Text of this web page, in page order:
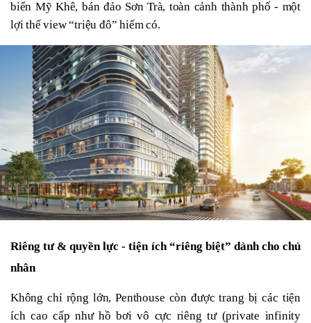
biển Mỹ Khê, bán đảo Sơn Trà, toàn cảnh thành phố - một
lợi thế view “triệu đô” hiếm có.
Riêng tư & quyền lực - tiện ích “riêng biệt” dành cho chủ
nhân
Không chỉ rộng lớn, Penthouse còn được trang bị các tiện
ích cao cấp như hồ bơi vô cực riêng tư (private infinity